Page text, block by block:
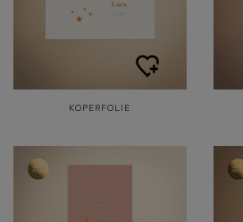
KOPERFOLIE